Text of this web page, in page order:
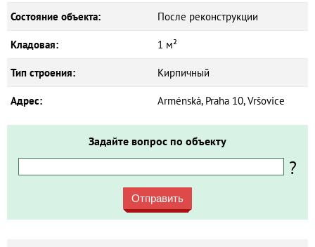
Состояние объекта: После реконструкции
Кладовая: 1 м²
Тип строения: Кирпичный
Адрес: Arménská, Praha 10, Vršovice
Задайте вопрос по объекту
?
Отправить